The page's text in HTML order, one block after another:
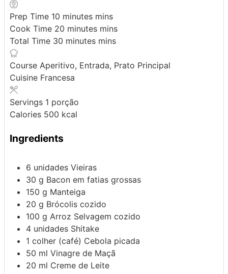
Prep Time 10 minutes mins
Cook Time 20 minutes mins
Total Time 30 minutes mins
Course Aperitivo, Entrada, Prato Principal
Cuisine Francesa
Servings 1 porção
Calories 500 kcal
Ingredients
6 unidades Vieiras
30 g Bacon em fatias grossas
150 g Manteiga
20 g Brócolis cozido
100 g Arroz Selvagem cozido
4 unidades Shitake
1 colher (café) Cebola picada
50 ml Vinagre de Maçã
20 ml Creme de Leite